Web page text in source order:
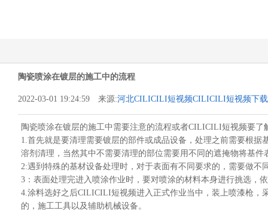
陶瓷喷涂在镀层的施工中的流程
2022-03-01 19:24:59 来源:河北CILICILI短视频CILICILI短视频下
陶瓷喷涂在镀层的施工中需要注意的流程或者CILICILI短视频要
1.首先就是要清理需要镀层的部件或成品设备，处理之前需要根
溶剂清理，当然其中不需要清理的部位需要用不同的遮掩物将基件
2:遇到特殊的基材设备处理时，对于表面有不同要求的，需要做
3：表面处理完进入喷涂作业时，要对喷涂的材料本身进行挑选，
4.涂料选好之后CILICILI短视频进入正式作业当中，装上喷漆枪，
的，施工工具以及辅助机械设备。